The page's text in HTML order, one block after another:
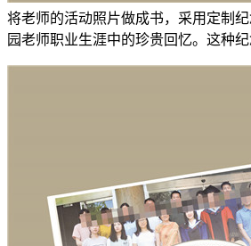
将老师的活动照片做成书，采用定制
园老师职业生涯中的珍贵回忆。这种